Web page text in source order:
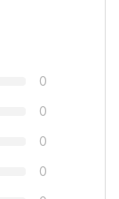
0
0
0
0